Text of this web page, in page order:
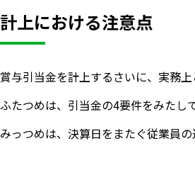
計上における注意点
賞与引当金を計上するさいに、実務
ふたつめは、引当金の4要件をみたし
みっつめは、決算日をまたぐ従業員